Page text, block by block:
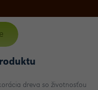
dreva so životnosťou